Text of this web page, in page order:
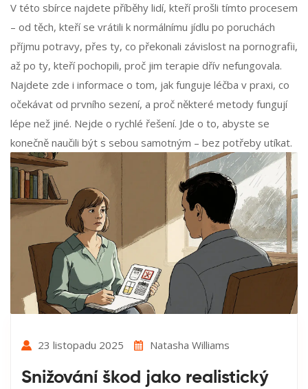
V této sbírce najdete příběhy lidí, kteří prošli tímto procesem
– od těch, kteří se vrátili k normálnímu jídlu po poruchách
příjmu potravy, přes ty, co překonali závislost na pornografii,
až po ty, kteří pochopili, proč jim terapie dřív nefungovala.
Najdete zde i informace o tom, jak funguje léčba v praxi, co
očekávat od prvního sezení, a proč některé metody fungují
lépe než jiné. Nejde o rychlé řešení. Jde o to, abyste se
konečně naučili být s sebou samotným – bez potřeby utíkat.
23 listopadu 2025 Natasha Williams
Snižování škod jako realistický